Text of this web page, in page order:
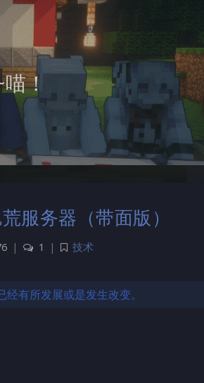
！
服务器（带面版）
| 1 | 技术
有所发展或是发生改变。